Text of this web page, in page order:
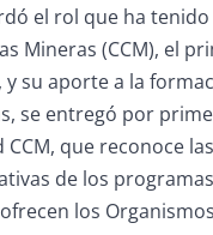
el rol que ha tenido
Mineras (CCM), el
y su aporte a la
se entregó por
CCM, que reconoce
de los
los